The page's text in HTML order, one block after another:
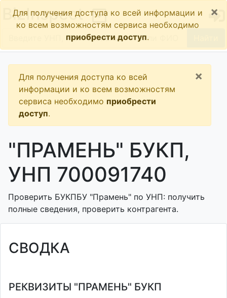
BizInspect
Для получения доступа ко всей информации и
ко всем возможностям сервиса необходимо
приобрести доступ.
×
Для получения доступа ко всей
информации и ко всем возможностям
сервиса необходимо приобрести
доступ.
×
"ПРАМЕНЬ" БУКП,
УНП 700091740
Проверить БУКПБУ "Прамень" по УНП: получить
полные сведения, проверить контрагента.
СВОДКА
РЕКВИЗИТЫ "ПРАМЕНЬ" БУКП